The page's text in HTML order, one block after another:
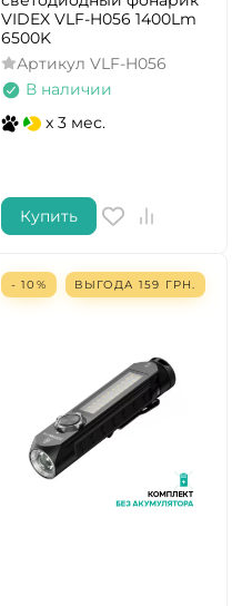
VIDEX VLF-H056 1400Lm
6500K
Артикул VLF-H056
В наличии
x 3 мес.
Купить
- 10% ВЫГОДА 159 ГРН.